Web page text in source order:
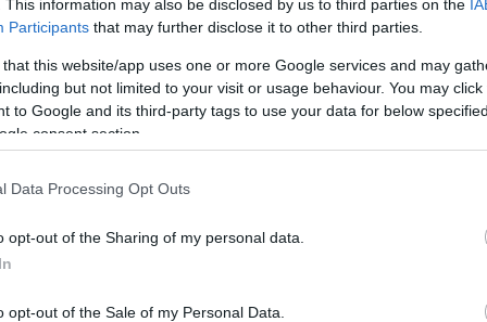
This information may also be disclosed by us to third parties on the
Participants that may further disclose it to other third parties.
that this website/app uses one or more Google services and may
but not limited to your visit or usage behaviour. You may
to Google and its third-party tags to use your data for below
consent section.
Data Processing Opt Outs
opt-out of the Sharing of my personal data.
opt-out of the Sale of my Personal Data.
νεαρή ηλικία σε αυτό που ονομάζουμε ως ασυνέχεια
που ήδη ξεκίνησαν την προετοιμασία τους
του 2022 κάνουν λόγο για «άνισο αγώνα» και
της χρονιάς, μελετώντας με δικά τους έξοδα
ολόκληρη χρονιά διάβαζαν ένα άλλο μάθημα, αυτό της
για υποψηφίους που είτε δεν πήραν το
να εισαχθούν στην σχολή της προτίμησής
ζητούν την εξέταση των συγκεκριμένων